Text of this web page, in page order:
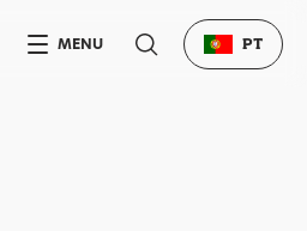
MENU PT